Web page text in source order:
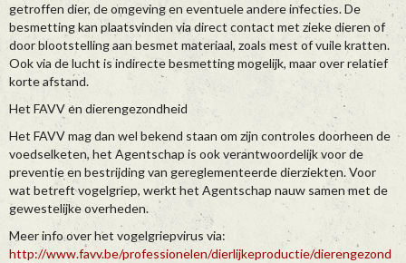
getroffen dier, de omgeving en eventuele andere infecties. De
besmetting kan plaatsvinden via direct contact met zieke dieren of
door blootstelling aan besmet materiaal, zoals mest of vuile kratten.
Ook via de lucht is indirecte besmetting mogelijk, maar over relatief
korte afstand.
Het FAVV en dierengezondheid
Het FAVV mag dan wel bekend staan om zijn controles doorheen de
voedselketen, het Agentschap is ook verantwoordelijk voor de
preventie en bestrijding van gereglementeerde dierziekten. Voor
wat betreft vogelgriep, werkt het Agentschap nauw samen met de
gewestelijke overheden.
Meer info over het vogelgriepvirus via:
http://www.favv.be/professionelen/dierlijkeproductie/dierengezond